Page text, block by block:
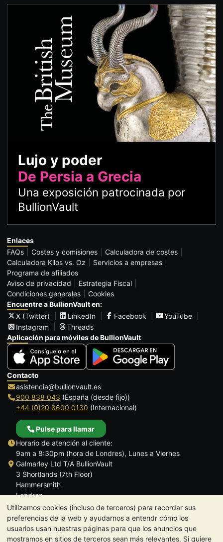
Utilizamos cookies (incluso de terceros) para recordar sus
preferencias de la web y ayudarnos a entendr cómo los
usuarios usan nuestras páginas para que los anuncios que
mostramos en sitios de terceros sean más relevantes. Si quiere
Lujo y poder
De Persia a Grecia
Una exposición patrocinada por
BullionVault
Enlaces
FAQs
Costes y comisiones
Calculadora de costes
Calculadora Kilos vs. Oz
Servicios a empresas
Programa de afiliados
Aviso de privacidad
Estrategia Fiscal
Condiciones generales
Cookies
Encuentre a BullionVault en:
X (Twitter)
LinkedIn Facebook
YouTube
Instagram
Threads
Aplicación para móviles de BullionVault
Contacto
asistencia@bullionvault.es
900 838 043 (España (desde fijo))
+44 (0)20 8600 0130 (Internacional)
Pulse para llamar
Horario de atención al cliente:
9am a 8:30pm (hora de Londres), Lunes a Viernes
Galmarley Ltd T/A BullionVault
3 Shortlands (7th Floor)
Hammersmith
Londres
W6 8DA
Reino Unido